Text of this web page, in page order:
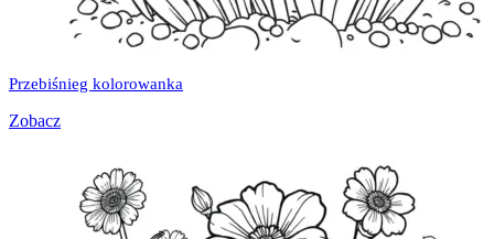
Przebiśnieg kolorowanka
Zobacz